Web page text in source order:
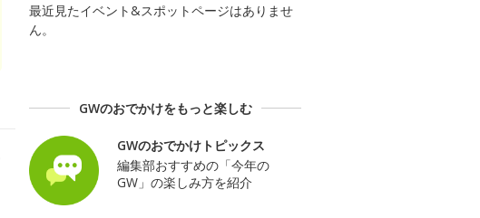
最近見たイベント&スポットページはありませ
ん。
GWのおでかけをもっと楽しむ
GWのおでかけトピックス
編集部おすすめの「今年の
GW」の楽しみ方を紹介